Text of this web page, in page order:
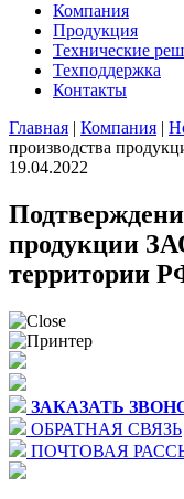
Компания
Продукция
Технические
Техподдержка
Контакты
Главная | Компания |
производства
19.04.2022
продукции
территории
ЗАКАЗАТЬ
ОБРАТНАЯ СВЯЗЬ
ПОЧТОВАЯ